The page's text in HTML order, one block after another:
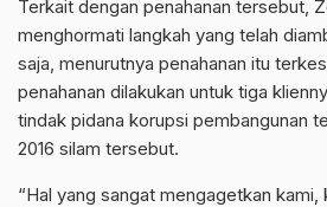
Terkait dengan penahanan tersebut,
menghormati langkah yang telah
saja, menurutnya penahanan itu
penahanan dilakukan untuk tiga
tindak pidana korupsi pembangunan
2016 silam tersebut.
“Hal yang sangat mengagetkan kami,